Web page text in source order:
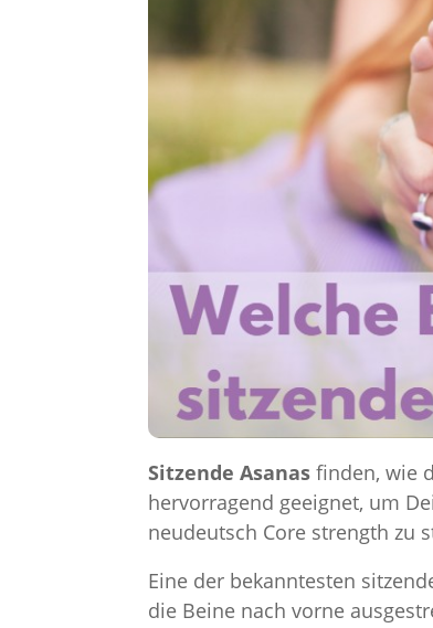
Sitzende Asanas finden, wie
hervorragend geeignet, um
neudeutsch Core strength zu
Eine der bekanntesten
die Beine nach vorne